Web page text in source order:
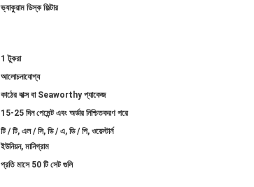
ভ্যাকুয়াম ডিস্ক ফিল্টার
1 টুকরা
আলোচনাযোগ্য
কাঠের বাক্স বা Seaworthy প্যাকেজ
15-25 দিন পেমেন্ট এবং অর্ডার নিশ্চিতকরণ পরে
টি / টি, এল / সি, ডি / এ, ডি / পি, ওয়েস্টার্ন
ইউনিয়ন, মানিগ্রাম
প্রতি মাসে 50 টি সেট গুলি